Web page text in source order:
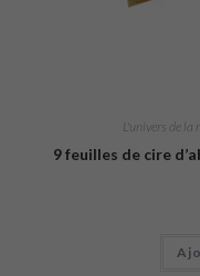
L'univers de la
9 feuilles de cire